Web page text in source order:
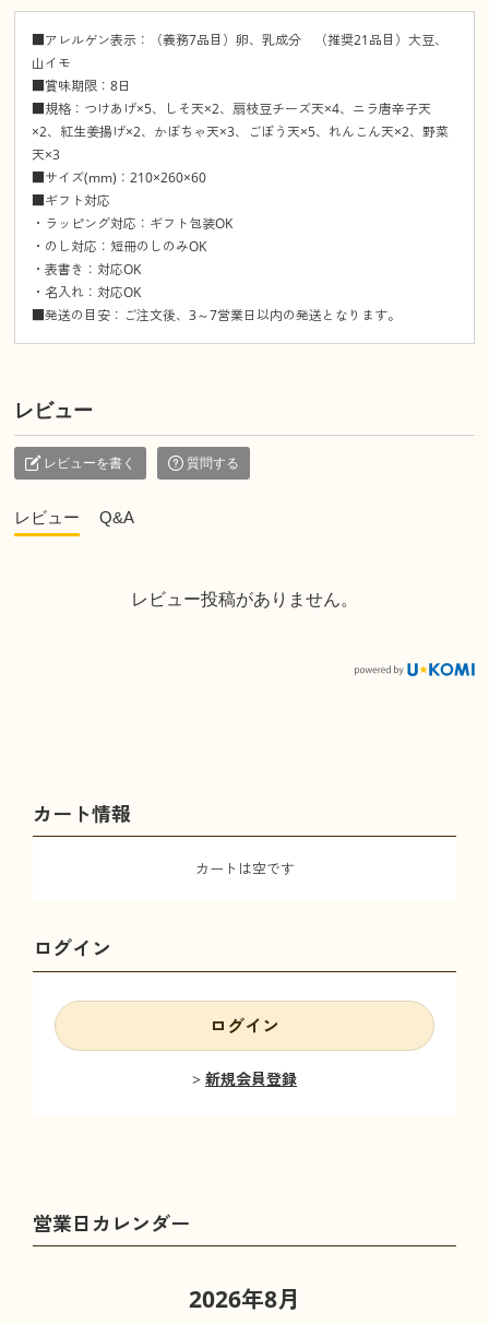
■アレルゲン表示：（義務7品目）卵、乳成分 （推奨21品目）大豆、
山イモ
■賞味期限：8日
■規格：つけあげ×5、しそ天×2、扇枝豆チーズ天×4、ニラ唐辛子天
×2、紅生姜揚げ×2、かぼちゃ天×3、ごぼう天×5、れんこん天×2、野菜
天×3
■サイズ(mm)：210×260×60
■ギフト対応
・ラッピング対応：ギフト包装OK
・のし対応：短冊のしのみOK
・表書き：対応OK
・名入れ：対応OK
■発送の目安：ご注文後、3～7営業日以内の発送となります。
レビュー
レビューを書く 質問する
レビュー Q&A
レビュー投稿がありません。
カート情報
カートは空です
ログイン
ログイン
新規会員登録
2026年8月